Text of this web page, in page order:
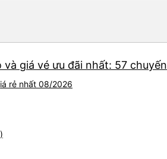
giá vé ưu đãi nhất: 57 chuyến
rẻ nhất 08/2026